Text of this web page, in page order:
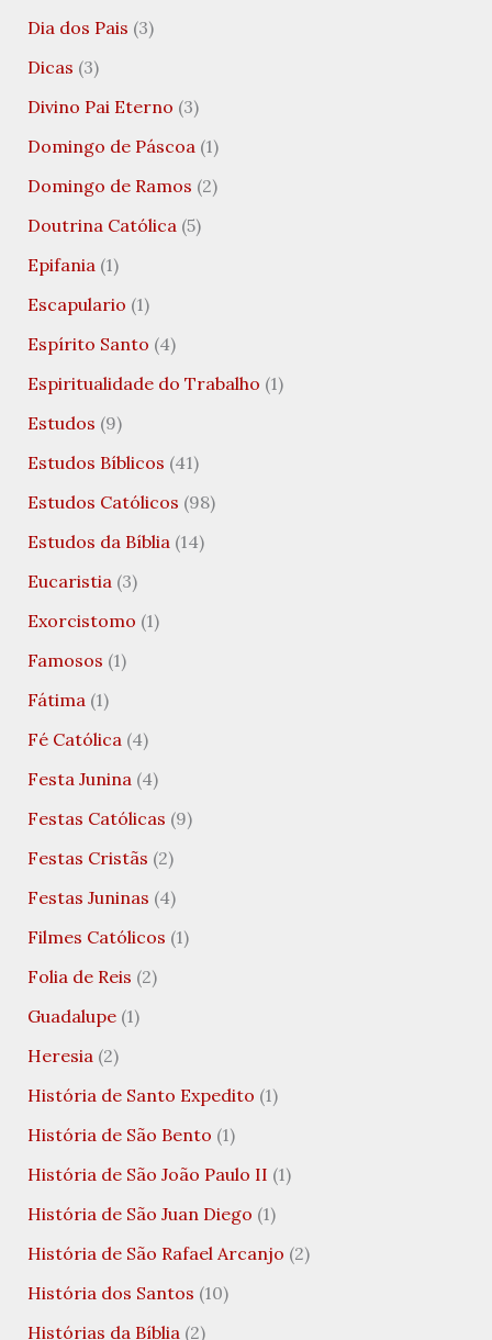
Dia dos Pais (3)
Dicas (3)
Divino Pai Eterno (3)
Domingo de Páscoa (1)
Domingo de Ramos (2)
Doutrina Católica (5)
Epifania (1)
Escapulario (1)
Espírito Santo (4)
Espiritualidade do Trabalho (1)
Estudos (9)
Estudos Bíblicos (41)
Estudos Católicos (98)
Estudos da Bíblia (14)
Eucaristia (3)
Exorcistomo (1)
Famosos (1)
Fátima (1)
Fé Católica (4)
Festa Junina (4)
Festas Católicas (9)
Festas Cristãs (2)
Festas Juninas (4)
Filmes Católicos (1)
Folia de Reis (2)
Guadalupe(1)
Heresia (2)
História de Santo Expedito (1)
História de São Bento (1)
História de São João Paulo II (1)
História de São Juan Diego (1)
História de São Rafael Arcanjo (2)
História dos Santos (10)
Histórias da Bíblia (2)